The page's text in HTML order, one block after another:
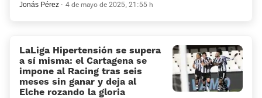
Jonás Pérez 4 de mayo de 2025, 21:55 h
LaLiga Hipertensión se supera
a sí misma: el Cartagena se
impone al Racing tras seis
meses sin ganar y deja al
Elche rozando la gloria